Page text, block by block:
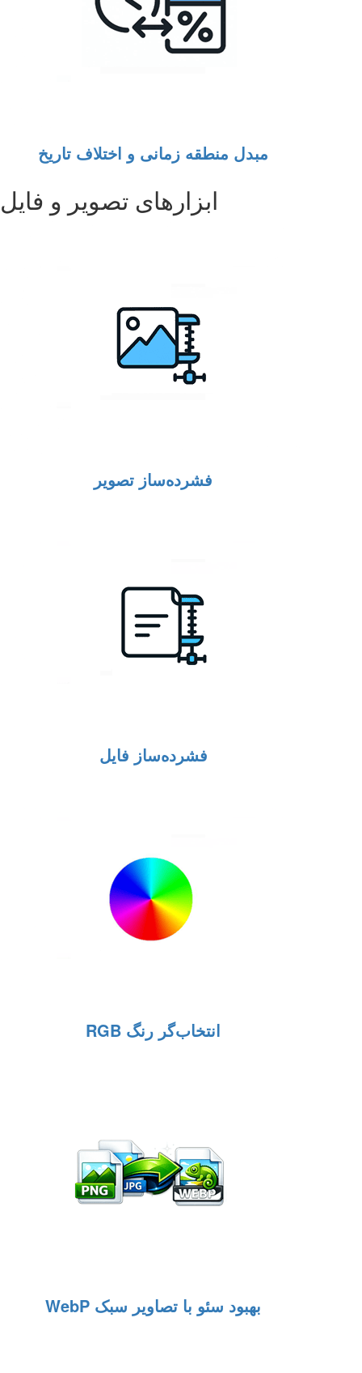
مبدل منطقه زمانی و اختلاف تاریخ
ابزارهای تصویر و فایل
فشرده‌ساز تصویر
فشرده‌ساز فایل
انتخاب‌گر رنگ RGB
بهبود سئو با تصاویر سبک WebP